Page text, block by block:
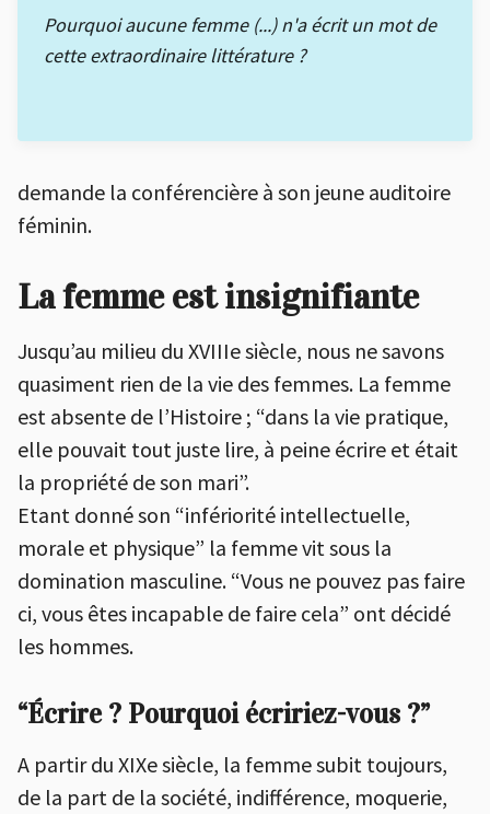
Pourquoi aucune femme (...) n'a écrit un mot de
cette extraordinaire littérature ?
demande la conférencière à son jeune auditoire
féminin.
La femme est insignifiante
Jusqu’au milieu du XVIIIe siècle, nous ne savons
quasiment rien de la vie des femmes. La femme
est absente de l’Histoire ; “dans la vie pratique,
elle pouvait tout juste lire, à peine écrire et était
la propriété de son mari”.
Etant donné son “infériorité intellectuelle,
morale et physique” la femme vit sous la
domination masculine. “Vous ne pouvez pas faire
ci, vous êtes incapable de faire cela” ont décidé
les hommes.
“Écrire ? Pourquoi écririez-vous ?”
A partir du XIXe siècle, la femme subit toujours,
de la part de la société, indifférence, moquerie,